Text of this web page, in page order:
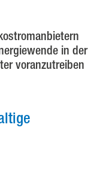
in der
voranzutreiben